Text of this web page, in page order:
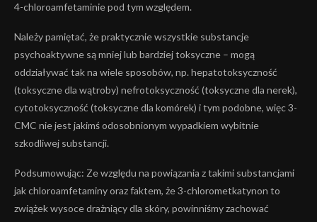
4-chloroamfetaminie pod tym względem.
Należy pamiętać, że praktycznie wszystkie substancje
psychoaktywne są mniej lub bardziej toksyczne – mogą
oddziaływać tak na wiele sposobów, np. hepatotoksyczność
(toksyczne dla wątroby) nefrotoksyczność (toksyczne dla nerek),
cytotoksyczność (toksyczne dla komórek) i tym podobne, więc 3-
CMC nie jest jakimś odosobnionym wypadkiem wybitnie
szkodliwej substancji.
Podsumowując: Ze względu na powiązania z takimi substancjami
jak chloroamfetaminy oraz faktem, że 3-chlorometkatynon to
zwiążek wysoce drażniący dla skóry, powinniśmy zachować